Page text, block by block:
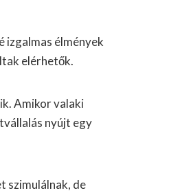
élmények
elérhetők.
Amikor valaki
nyújt egy
szimulálnak, de